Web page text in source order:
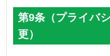
第9条（プライバ
更）